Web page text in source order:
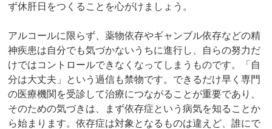
ず休肝日をつくることを心がけましょう。
アルコールに限らず、薬物依存やギャンブル依存などの精
神疾患は自分でも気づかないうちに進行し、自らの努力だ
けではコントロールできなくなってしまうものです。「自
分は大丈夫」という過信も禁物です。できるだけ早く専門
の医療機関を受診して治療につながることが重要であり、
そのための気づきは、まず依存症という病気を知ることか
ら始まります。依存症は対象となるものは違えど、誰にで